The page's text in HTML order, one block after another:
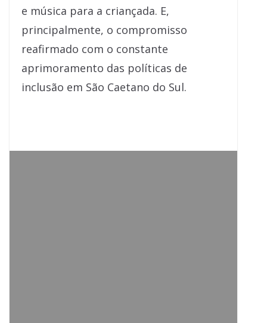
e música para a criançada. E,
principalmente, o compromisso
reafirmado com o constante
aprimoramento das políticas de
inclusão em São Caetano do Sul.